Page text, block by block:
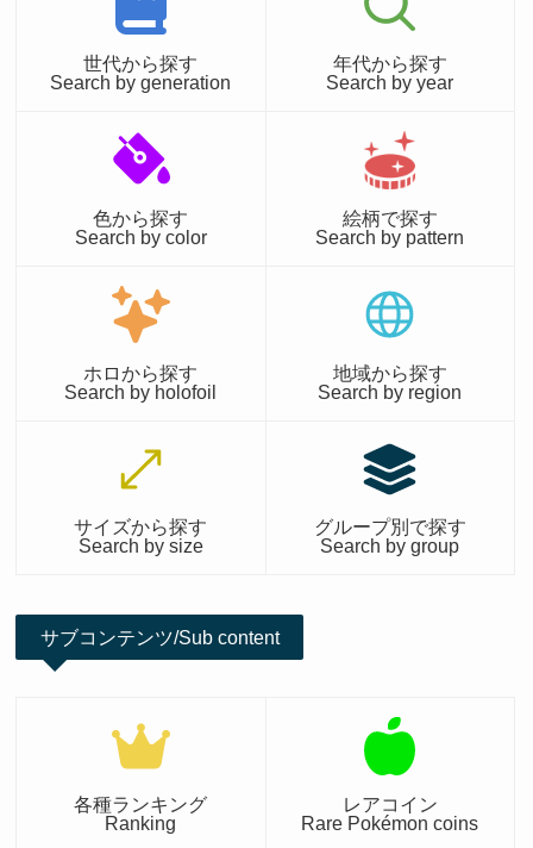
世代から探す
Search by generation
年代から探す
Search by year
色から探す
Search by color
絵柄で探す
Search by pattern
ホロから探す
Search by holofoil
地域から探す
Search by region
サイズから探す
Search by size
グループ別で探す
Search by group
サブコンテンツ/Sub content
各種ランキング
Ranking
レアコイン
Rare Pokémon coins